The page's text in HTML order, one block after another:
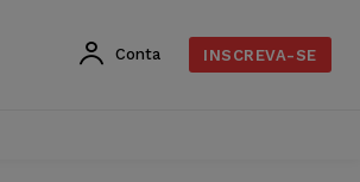
Conta INSCREVA-SE